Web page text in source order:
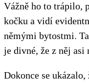
Vážně ho to trápilo,
kočku a vidí
němými bytostmi.
je divné, že z něj asi
Dokonce se